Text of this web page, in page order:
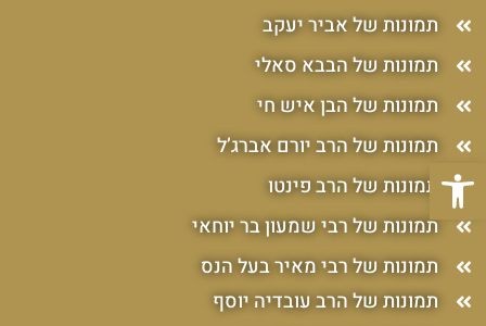
פתח סרגל נגישות
תמונות של אביר יעקב
תמונות של הבבא סאלי
תמונות של הבן איש חי
תמונות של הרב יורם אברג’ל
תמונות של הרב פינטו
תמונות של רבי שמעון בר יוחאי
תמונות של רבי מאיר בעל הנס
תמונות של הרב עובדיה יוסף